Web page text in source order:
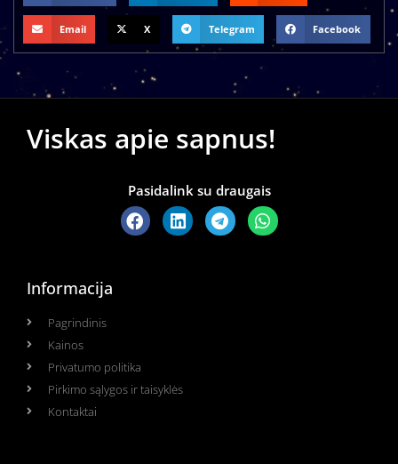
Email X Telegram Facebook
Viskas apie sapnus!
Pasidalink su draugais
Informacija
Pagrindinis
Kainos
Privatumo politika
Pirkimo sąlygos ir taisyklės
Kontaktai